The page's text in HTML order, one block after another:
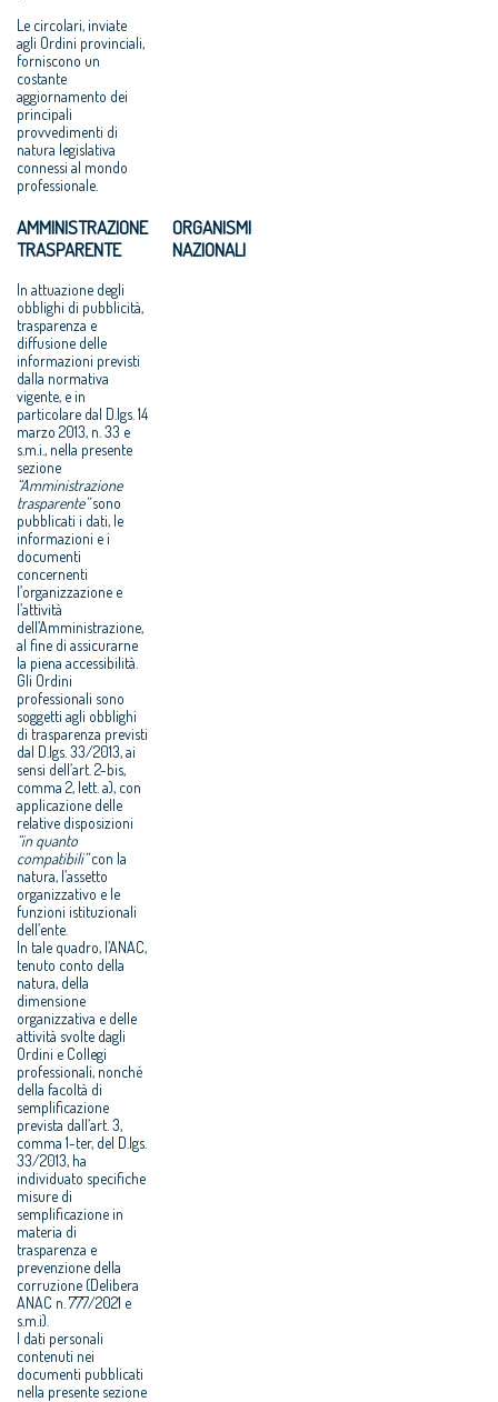
Le circolari, inviate
agli Ordini provinciali,
forniscono un
costante
aggiornamento dei
principali
provvedimenti di
natura legislativa
connessi al mondo
professionale.
AMMINISTRAZIONE
TRASPARENTE
In attuazione degli
obblighi di pubblicità,
trasparenza e
diffusione delle
informazioni previsti
dalla normativa
vigente, e in
particolare dal D.lgs. 14
marzo 2013, n. 33 e
s.m.i., nella presente
sezione
“Amministrazione
trasparente”sono
pubblicati i dati, le
informazioni e i
documenti
concernenti
l’organizzazione e
l’attività
dell’Amministrazione,
al fine di assicurarne
la piena accessibilità.
Gli Ordini
professionali sono
soggetti agli obblighi
di trasparenza previsti
dal D.lgs. 33/2013, ai
sensi dell’art. 2-bis,
comma 2, lett. a), con
applicazione delle
relative disposizioni
“in quanto
compatibili”con la
natura, l’assetto
organizzativo e le
funzioni istituzionali
dell’ente.
In tale quadro, l’ANAC,
tenuto conto della
natura, della
dimensione
organizzativa e delle
attività svolte dagli
Ordini e Collegi
professionali, nonché
della facoltà di
semplificazione
prevista dall’art. 3,
comma 1-ter, del D.lgs.
33/2013, ha
individuato specifiche
misure di
semplificazione in
materia di
trasparenza e
prevenzione della
corruzione (Delibera
ANAC n. 777/2021 e
s.m.i).
I dati personali
contenuti nei
documenti pubblicati
nella presente sezione
ORGANISMI
NAZIONALI